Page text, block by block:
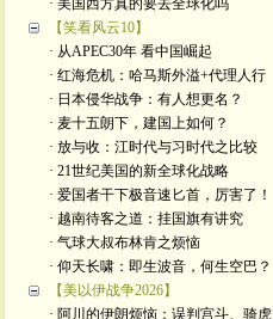
· 美国西方真的要去全球化吗
【笑看风云10】
· 从APEC30年 看中国崛起
· 红海危机：哈马斯外溢+代理人行
· 日本侵华战争：有人想更名？
· 麦十五朗下，建国上如何？
· 放与收：江时代与习时代之比较
· 21世纪美国的新全球化战略
· 爱国者干下极音速匕首，厉害了！
· 越南待客之道：挂国旗有讲究
· 气球大叔布林肯之烦恼
· 仰天长啸：即生波音，何生空巴？
【美以伊战争2026】
· 阿川的伊朗烦恼：误判宫斗、骑虎